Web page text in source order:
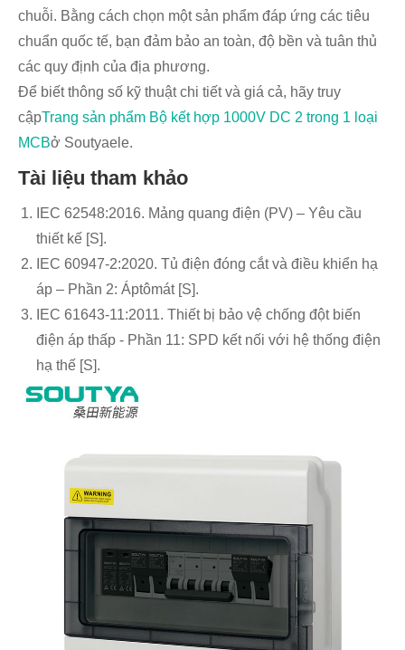
chuỗi. Bằng cách chọn một sản phẩm đáp ứng các tiêu
chuẩn quốc tế, bạn đảm bảo an toàn, độ bền và tuân thủ
các quy định của địa phương.
Để biết thông số kỹ thuật chi tiết và giá cả, hãy truy
cậpTrang sản phẩm Bộ kết hợp 1000V DC 2 trong 1 loại
MCBở Soutyaele.
Tài liệu tham khảo
IEC 62548:2016. Mảng quang điện (PV) – Yêu cầu
thiết kế [S].
IEC 60947-2:2020. Tủ điện đóng cắt và điều khiển hạ
áp – Phần 2: Áptômát [S].
IEC 61643-11:2011. Thiết bị bảo vệ chống đột biến
điện áp thấp - Phần 11: SPD kết nối với hệ thống điện
hạ thế [S].